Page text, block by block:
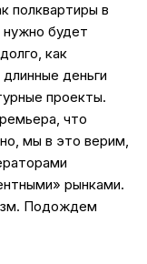
полквартиры в
будет
как
деньги
проекты.
что
мы в это верим,
рынками.
Подождем